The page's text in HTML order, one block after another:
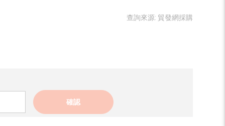
查詢來源: 貿發網採購
確認